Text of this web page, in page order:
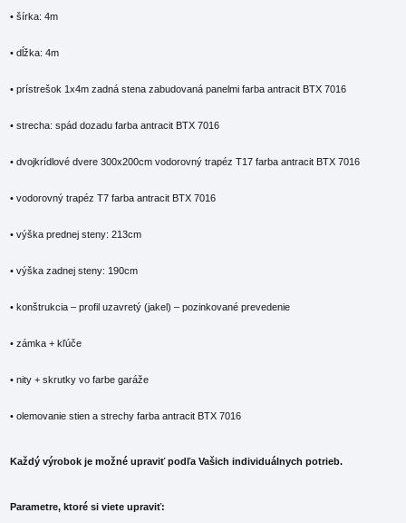
• šírka: 4m
• dĺžka: 4m
• prístrešok 1x4m zadná stena zabudovaná panelmi farba antracit BTX 7016
• strecha: spád dozadu farba antracit BTX 7016
• dvojkrídlové dvere 300x200cm vodorovný trapéz T17 farba antracit BTX 7016
• vodorovný trapéz T7 farba antracit BTX 7016
• výška prednej steny: 213cm
• výška zadnej steny: 190cm
• konštrukcia – profil uzavretý (jakel) – pozinkované prevedenie
• zámka + kľúče
• nity + skrutky vo farbe garáže
• olemovanie stien a strechy farba antracit BTX 7016
Každý výrobok je možné upraviť podľa Vašich individuálnych potrieb.
Parametre, ktoré si viete upraviť: